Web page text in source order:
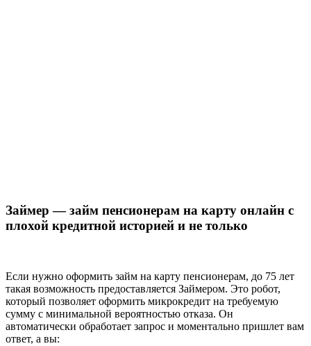
Займер — займ пенсионерам на карту онлайн с
плохой кредитной историей и не только
Если нужно оформить займ на карту пенсионерам, до 75 лет
такая возможность предоставляется Займером. Это робот,
который позволяет оформить микрокредит на требуемую
сумму с минимальной вероятностью отказа. Он
автоматически обработает запрос и моментально пришлет вам
ответ, а вы: